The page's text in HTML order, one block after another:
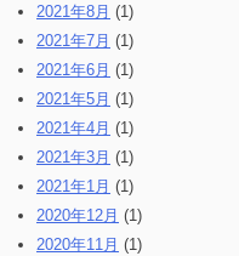
2021年8月 (1)
2021年7月 (1)
2021年6月 (1)
2021年5月 (1)
2021年4月 (1)
2021年3月 (1)
2021年1月 (1)
2020年12月 (1)
2020年11月 (1)